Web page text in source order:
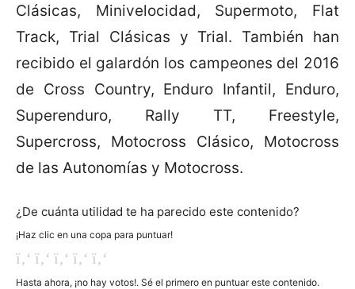
Clásicas, Minivelocidad, Supermoto, Flat
Track, Trial Clásicas y Trial. También han
recibido el galardón los campeones del 2016
de Cross Country, Enduro Infantil, Enduro,
Superenduro, Rally TT, Freestyle,
Supercross, Motocross Clásico, Motocross
de las Autonomías y Motocross.
¿De cuánta utilidad te ha parecido este contenido?
¡Haz clic en una copa para puntuar!
Hasta ahora, ¡no hay votos!. Sé el primero en puntuar este contenido.